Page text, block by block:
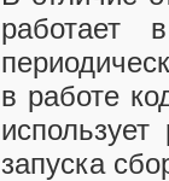
работает
в работе
запуска